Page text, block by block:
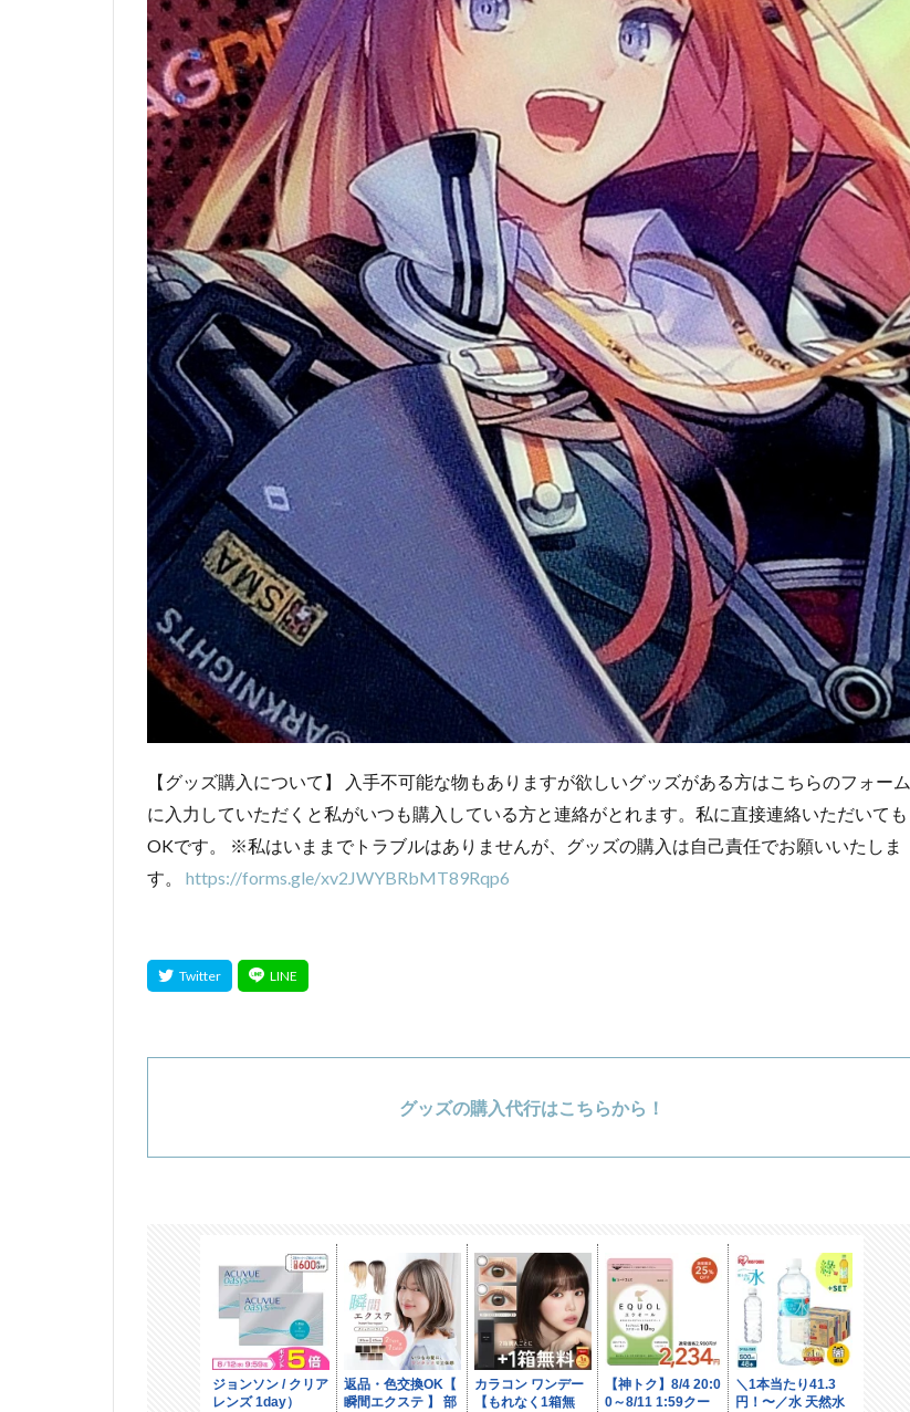
【グッズ購入について】 入手不可能な物もありますが欲しいグッズがある方はこちらのフォーム
に入力していただくと私がいつも購入している方と連絡がとれます。私に直接連絡いただいても
OKです。 ※私はいままでトラブルはありませんが、グッズの購入は自己責任でお願いいたしま
す。 https://forms.gle/xv2JWYBRbMT89Rqp6
グッズの購入代行はこちらから！